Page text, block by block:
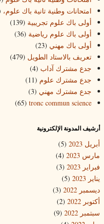
امتحانات وطنية تانية باك علوم،
أولى باك علوم تجريبية (139)
أولى باك علوم رياضية (36)
أولى باك مهني (23)
تعريف بالاستاد الطويل (479)
جدع مشترك آداب (4)
جدع مشترك علوم (11)
جدع مشترك مهني (3)
tronc commun science
(65)
أرشيف المدونة الإلكترونية
أبريل 2023
(5)
مارس 2023
(4)
فبراير 2023
(3)
يناير 2023
(5)
ديسمبر 2022
(3)
أكتوبر 2022
(2)
سبتمبر 2022
(9)